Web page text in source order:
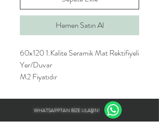
Hemen Satın Al
60x120 1.Kalite Seramik Mat Rektifiyeli
Yer/Duvar
M2 Fiyatıdır
WHATSAPPTAN BİZE ULAŞIN!